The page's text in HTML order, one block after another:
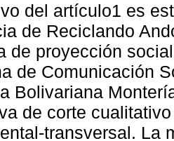
del artículo1 es
de Reciclando
de proyección
de Comunicación
Bolivariana
de corte
transversal. La